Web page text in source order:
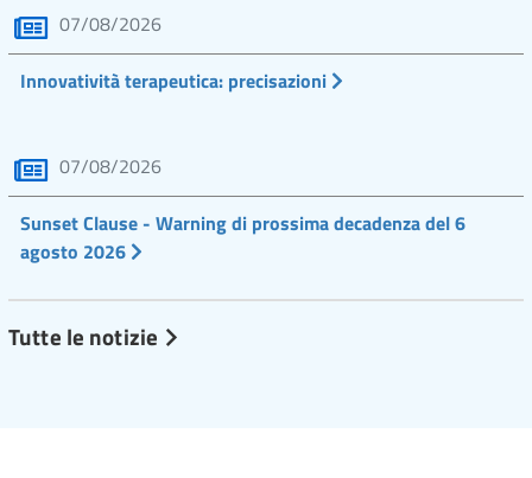
07/08/2026
Innovatività terapeutica: precisazioni
07/08/2026
Sunset Clause - Warning di prossima decadenza del 6
agosto 2026
Tutte le notizie